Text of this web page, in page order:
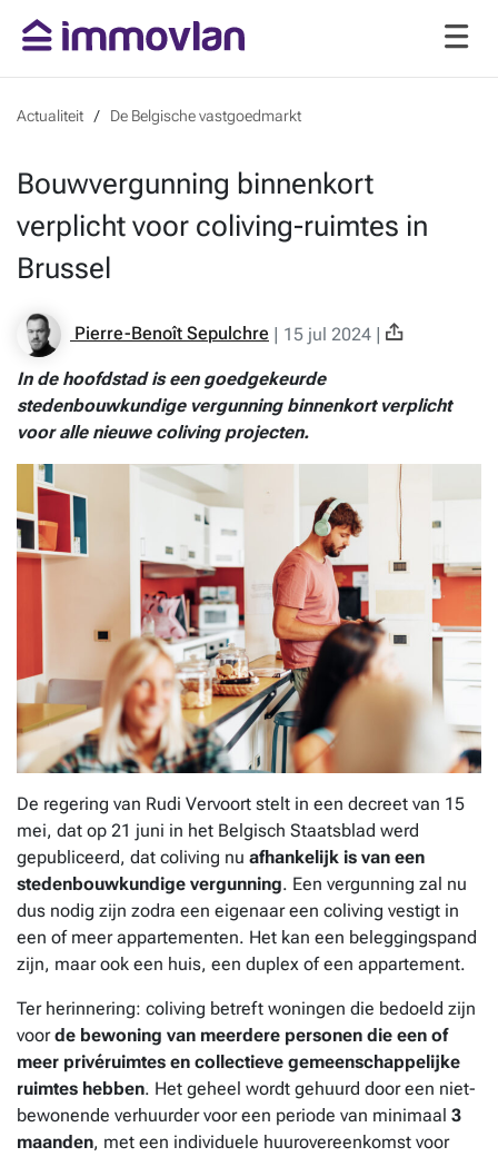
Actualiteit De Belgische vastgoedmarkt
Bouwvergunning binnenkort
verplicht voor coliving-ruimtes in
Brussel
Pierre-Benoît Sepulchre | 15 jul 2024 |
In de hoofdstad is een goedgekeurde
stedenbouwkundige vergunning binnenkort verplicht
voor alle nieuwe coliving projecten.
De regering van Rudi Vervoort stelt in een decreet van 15
mei, dat op 21 juni in het Belgisch Staatsblad werd
gepubliceerd, dat coliving nu afhankelijk is van een
stedenbouwkundige vergunning. Een vergunning zal nu
dus nodig zijn zodra een eigenaar een coliving vestigt in
een of meer appartementen. Het kan een beleggingspand
zijn, maar ook een huis, een duplex of een appartement.
Ter herinnering: coliving betreft woningen die bedoeld zijn
voorde bewoning van meerdere personen die een of
meer privéruimtes en collectieve gemeenschappelijke
ruimtes hebben. Het geheel wordt gehuurd door een niet-
bewonende verhuurder voor een periode van minimaal 3
maanden, met een individuele huurovereenkomst voor